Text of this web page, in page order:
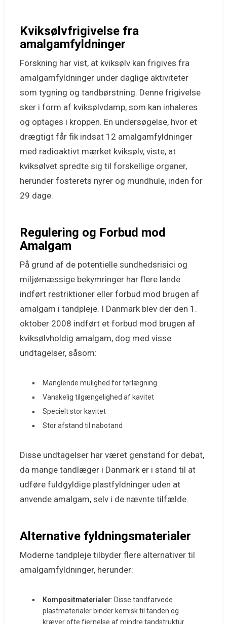
Kviksølvfrigivelse fra
amalgamfyldninger
Forskning har vist, at kviksølv kan frigives fra
amalgamfyldninger under daglige aktiviteter
som tygning og tandbørstning. Denne frigivelse
sker i form af kviksølvdamp, som kan inhaleres
og optages i kroppen. En undersøgelse, hvor et
drægtigt får fik indsat 12 amalgamfyldninger
med radioaktivt mærket kviksølv, viste, at
kviksølvet spredte sig til forskellige organer,
herunder fosterets nyrer og mundhule, inden for
29 dage.
Regulering og Forbud mod
Amalgam
På grund af de potentielle sundhedsrisici og
miljømæssige bekymringer har flere lande
indført restriktioner eller forbud mod brugen af
amalgam i tandpleje. I Danmark blev der den 1.
oktober 2008 indført et forbud mod brugen af
kviksølvholdig amalgam, dog med visse
undtagelser, såsom:
Manglende mulighed for tørlægning
Vanskelig tilgængelighed af kavitet
Specielt stor kavitet
Stor afstand til nabotand
Disse undtagelser har været genstand for debat,
da mange tandlæger i Danmark er i stand til at
udføre fuldgyldige plastfyldninger uden at
anvende amalgam, selv i de nævnte tilfælde.
Alternative fyldningsmaterialer
Moderne tandpleje tilbyder flere alternativer til
amalgamfyldninger, herunder:
Kompositmaterialer: Disse tandfarvede
plastmaterialer binder kemisk til tanden og
kræver ofte fjernelse af mindre tandstruktur